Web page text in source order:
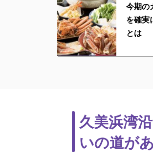
今期の
を確実
とは
久美浜湾
いの道が